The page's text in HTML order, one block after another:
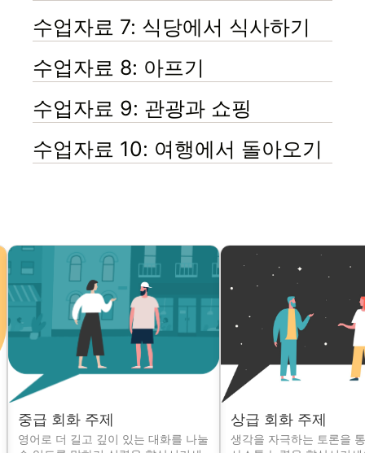
수업자료 7: 식당에서 식사하기
수업자료 8: 아프기
수업자료 9: 관광과 쇼핑
수업자료 10: 여행에서 돌아오기
중급 회화 주제
영어로 더 길고 깊이 있는 대화를 나눌
상급 회화 주제
생각을 자극하는 토론을